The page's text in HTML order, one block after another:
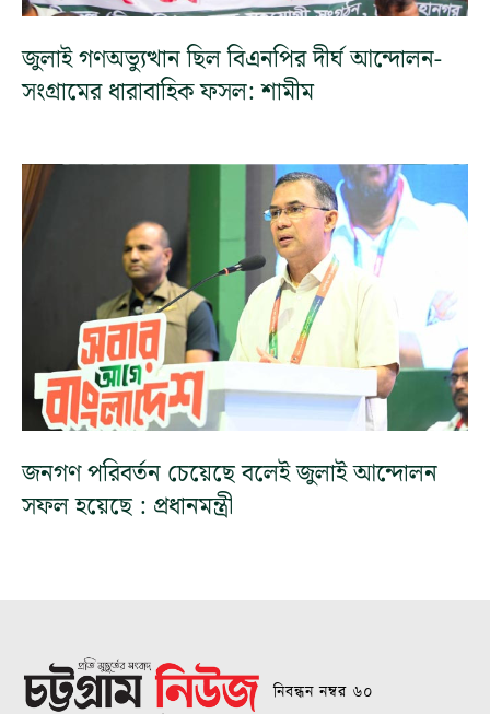
জুলাই গণঅভ্যুত্থান ছিল বিএনপির দীর্ঘ আন্দোলন-
সংগ্রামের ধারাবাহিক ফসল: শামীম
জনগণ পরিবর্তন চেয়েছে বলেই জুলাই আন্দোলন
সফল হয়েছে : প্রধানমন্ত্রী
নিবন্ধন নম্বর ৬০